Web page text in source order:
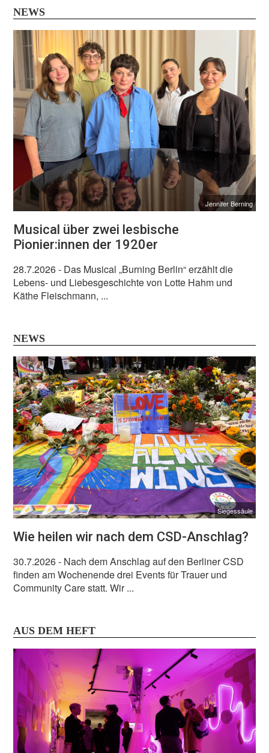
NEWS
Jennifer Berning
Musical über zwei lesbische
Pionier:innen der 1920er
28.7.2026- Das Musical „Burning Berlin“ erzählt die
Lebens- und Liebesgeschichte von Lotte Hahm und
Käthe Fleischmann, ...
NEWS
Siegessäule
Wie heilen wir nach dem CSD-Anschlag?
30.7.2026- Nach dem Anschlag auf den Berliner CSD
finden am Wochenende drei Events für Trauer und
Community Care statt. Wir ...
AUS DEM HEFT